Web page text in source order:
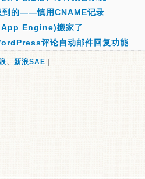
到的——慎用CNAME记录
Engine)搬家了
评论自动邮件回复功能
、 新浪SAE